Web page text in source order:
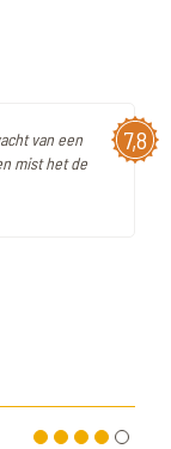
7,8
van een
mist het de